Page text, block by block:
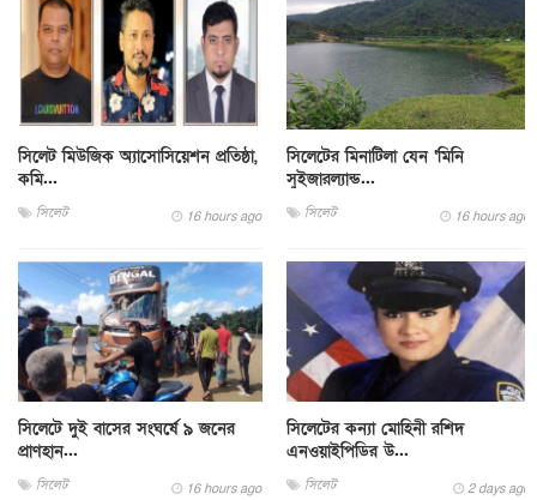
সিলেট মিউজিক অ্যাসোসিয়েশন প্রতিষ্ঠা,
কমি...
সিলেট 16 hours ago
সিলেটের মিনাটিলা যেন ‘মিনি
সুইজারল্যান্ড...
সিলেট 16 hours ago
সিলেটে দুই বাসের সংঘর্ষে ৯ জনের
প্রাণহান...
সিলেট 16 hours ago
সিলেটের কন্যা মোহিনী রশিদ
এনওয়াইপিডির উ...
সিলেট 2 days ago